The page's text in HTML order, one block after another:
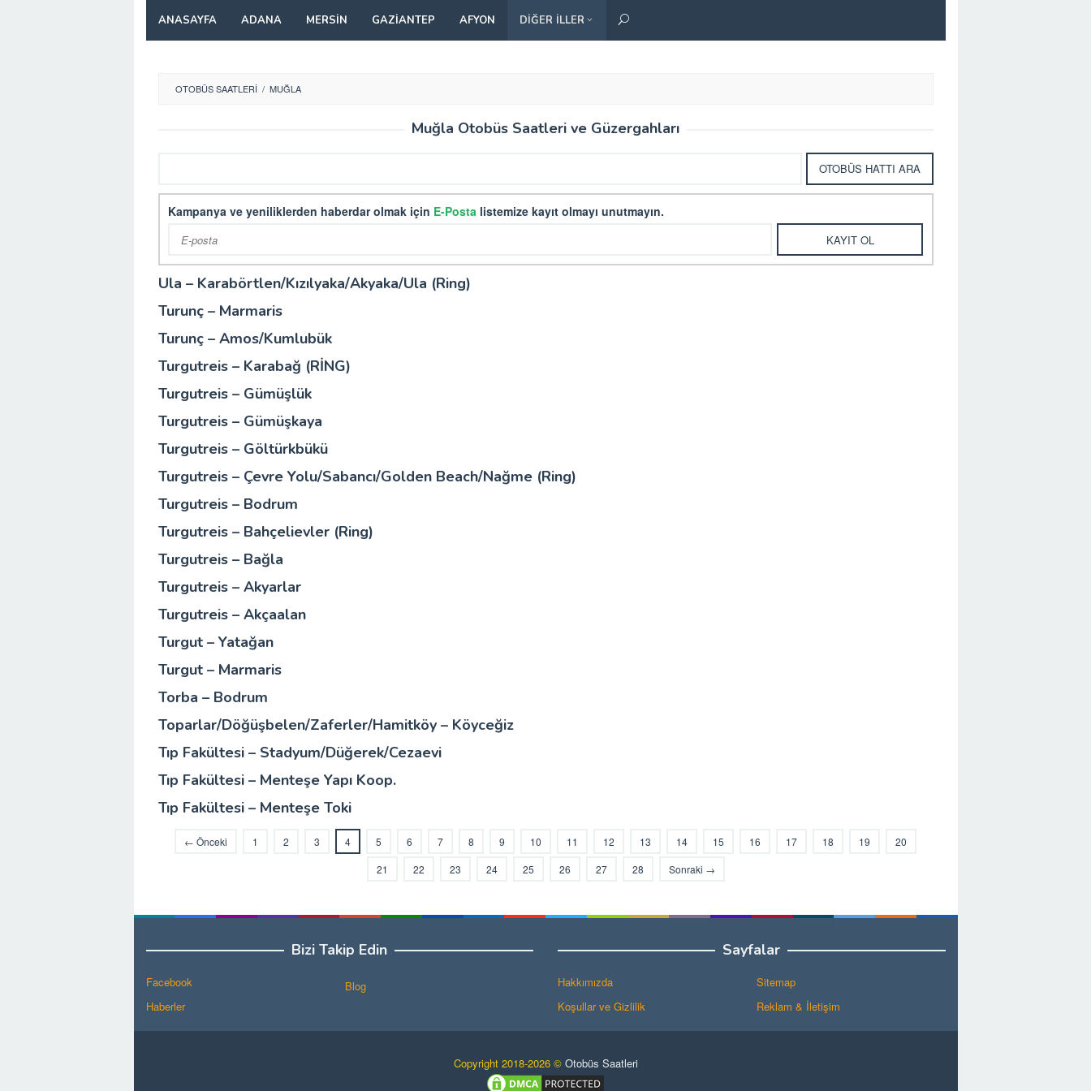
content
ANASAYFA ADANA MERSIN GAZIANTEP AFYON DIĞER İLLER
OTOBÜS SAATLERI / MUĞLA
Muğla Otobüs Saatleri ve Güzergahları
Kampanya ve yeniliklerden haberdar olmak için E-Postalistemize kayıt olmayı unutmayın.
Ula – Karabörtlen/Kızılyaka/Akyaka/Ula (Ring)
Turunç – Marmaris
Turunç – Amos/Kumlubük
Turgutreis – Karabağ (RİNG)
Turgutreis – Gümüşlük
Turgutreis – Gümüşkaya
Turgutreis – Göltürkbükü
Turgutreis – Çevre Yolu/Sabancı/Golden Beach/Nağme (Ring)
Turgutreis – Bodrum
Turgutreis – Bahçelievler (Ring)
Turgutreis – Bağla
Turgutreis – Akyarlar
Turgutreis – Akçaalan
Turgut – Yatağan
Turgut – Marmaris
Torba – Bodrum
Toparlar/Döğüşbelen/Zaferler/Hamitköy – Köyceğiz
Tıp Fakültesi – Stadyum/Düğerek/Cezaevi
Tıp Fakültesi – Menteşe Yapı Koop.
Tıp Fakültesi – Menteşe Toki
← Önceki 1 2 3 4 5 6 7 8 9 10 11 12 13 14 15 16 17 18 19
20
21
22 23 24 25 26 27 28 Sonraki →
Bizi Takip Edin
Facebook
Haberler
Blog
Sayfalar
Hakkımızda
Koşullar ve Gizlilik
Sitemap
Reklam & İletişim
Copyright 2018-2026 © Otobüs Saatleri